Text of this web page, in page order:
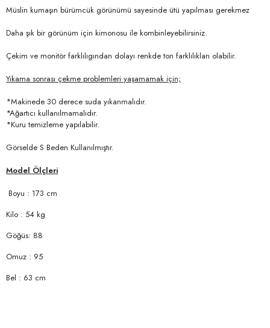
Müslin kumaşın bürümcük görünümü sayesinde ütü yapılması gerekmez
Daha şık bir görünüm için kimonosu ile kombinleyebilirsiniz.
Çekim ve monitör farklılıgından dolayı renkde ton farklılıkları olabilir.
Yıkama sonrası çekme problemleri yaşamamak için;
*Makinede 30 derece suda yıkanmalıdır.
*Ağartıcı kullanılmamalıdır.
*Kuru temizleme yapılabilir.
Görselde S Beden Kullanılmıştır.
Model Ölçleri
Boyu : 173 cm
Kilo : 54 kg
Göğüs: 88
Omuz : 95
Bel : 63 cm